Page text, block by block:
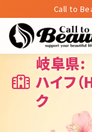
Call to
岐阜県:
ハイフ
ク